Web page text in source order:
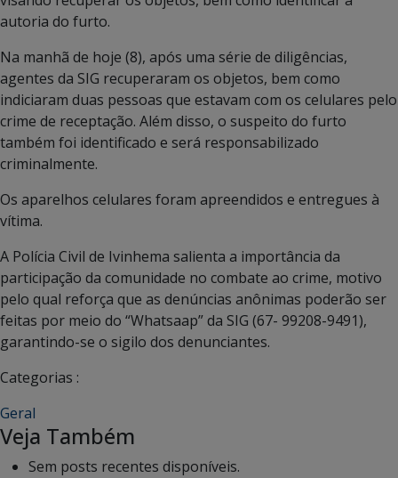
autoria do furto.
Na manhã de hoje (8), após uma série de diligências,
agentes da SIG recuperaram os objetos, bem como
indiciaram duas pessoas que estavam com os celulares pelo
crime de receptação. Além disso, o suspeito do furto
também foi identificado e será responsabilizado
criminalmente.
Os aparelhos celulares foram apreendidos e entregues à
vítima.
A Polícia Civil de Ivinhema salienta a importância da
participação da comunidade no combate ao crime, motivo
pelo qual reforça que as denúncias anônimas poderão ser
feitas por meio do “Whatsaap” da SIG (67- 99208-9491),
garantindo-se o sigilo dos denunciantes.
Categorias :
Geral
Veja Também
Sem posts recentes disponíveis.